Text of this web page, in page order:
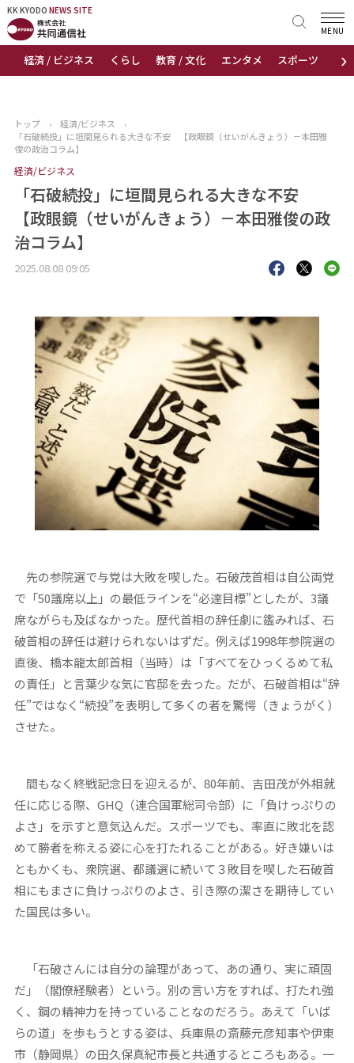
KK KYODO NEWS SITE
›
経済 / ビジネス くらし 教育 / 文化 エンタメ スポーツ 地域
MENU
KK KYODONEWS SITE
トップページ
ニュース
おすすめコンテンツ
出版物
会社概要
トップ › 経済/ビジネス
›
「石破続投」に垣間見られる大きな不安 【政眼鏡（せいがんきょう）－本田雅
俊の政治コラム】
経済/ビジネス
「石破続投」に垣間見られる大きな不安
【政眼鏡（せいがんきょう）－本田雅俊の政
治コラム】
2025.08.08 09:05
先の参院選で与党は大敗を喫した。石破茂首相は自公両党
で「50議席以上」の最低ラインを“必達目標”としたが、3議
席ながらも及ばなかった。歴代首相の辞任劇に鑑みれば、石
破首相の辞任は避けられないはずだ。例えば1998年参院選の
直後、橋本龍太郎首相（当時）は「すべてをひっくるめて私
の責任」と言葉少な気に官邸を去った。だが、石破首相は“辞
任”ではなく“続投”を表明して多くの者を驚愕（きょうがく）
させた。
間もなく終戦記念日を迎えるが、80年前、吉田茂が外相就
任に応じる際、GHQ（連合国軍総司令部）に「負けっぷりの
よさ」を示すと意気込んだ。スポーツでも、率直に敗北を認
めて勝者を称える姿に心を打たれることがある。好き嫌いは
ともかくも、衆院選、都議選に続いて３敗目を喫した石破首
相にもまさに負けっぷりのよさ、引き際の潔さを期待してい
た国民は多い。
「石破さんには自分の論理があって、あの通り、実に頑固
だ」（閣僚経験者）という。別の言い方をすれば、打たれ強
く、鋼の精神力を持っていることなのだろう。あえて「いば
らの道」を歩もうとする姿は、兵庫県の斎藤元彦知事や伊東
市（静岡県）の田久保真紀市長と共通するところもある。一